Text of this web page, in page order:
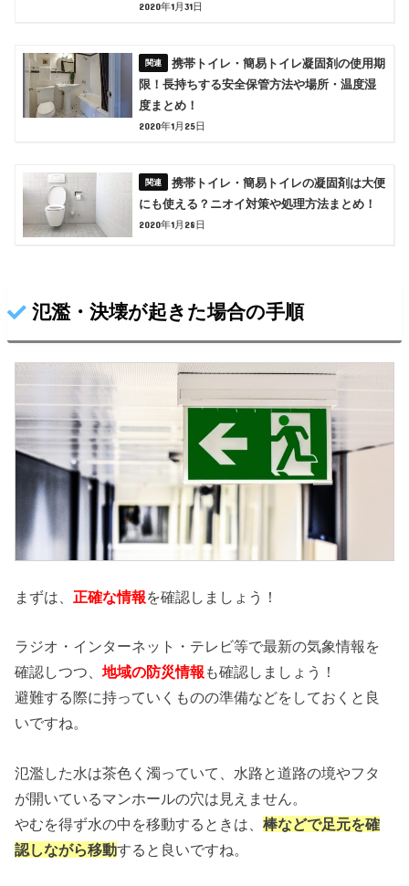
2020年1月31日
携帯トイレ・簡易トイレ凝固剤の使用期
限！長持ちする安全保管方法や場所・温度湿
度まとめ！
2020年1月25日
携帯トイレ・簡易トイレの凝固剤は大便
にも使える？ニオイ対策や処理方法まとめ！
2020年1月28日
氾濫・決壊が起きた場合の手順
まずは、 正確な情報を確認しましょう！
ラジオ・インターネット・テレビ等で最新の気象情報を
確認しつつ、地域の防災情報 も確認しましょう！
避難する際に持っていくものの準備などをしておくと良
いですね。
氾濫した水は茶色く濁っていて、水路と道路の境やフタ
が開いているマンホールの穴は見えません。
やむを得ず水の中を移動するときは、棒などで足元を確
認しながら移動すると良いですね。